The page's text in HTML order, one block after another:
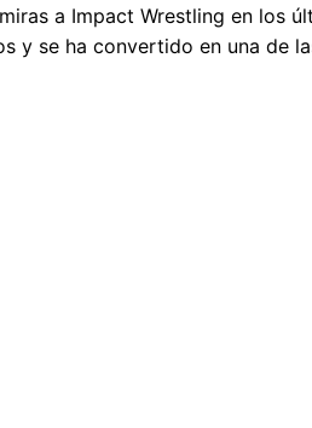
a Impact Wrestling en
y se ha convertido en una de